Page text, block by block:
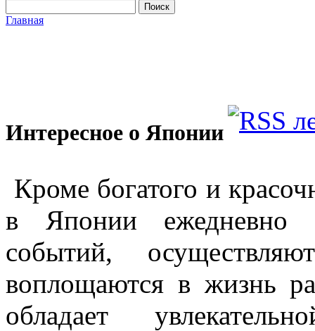
Главная
Интересное о Японии
Кроме богатого и
в Японии ежедневно
событий,
воплощаются в жизнь
обладает